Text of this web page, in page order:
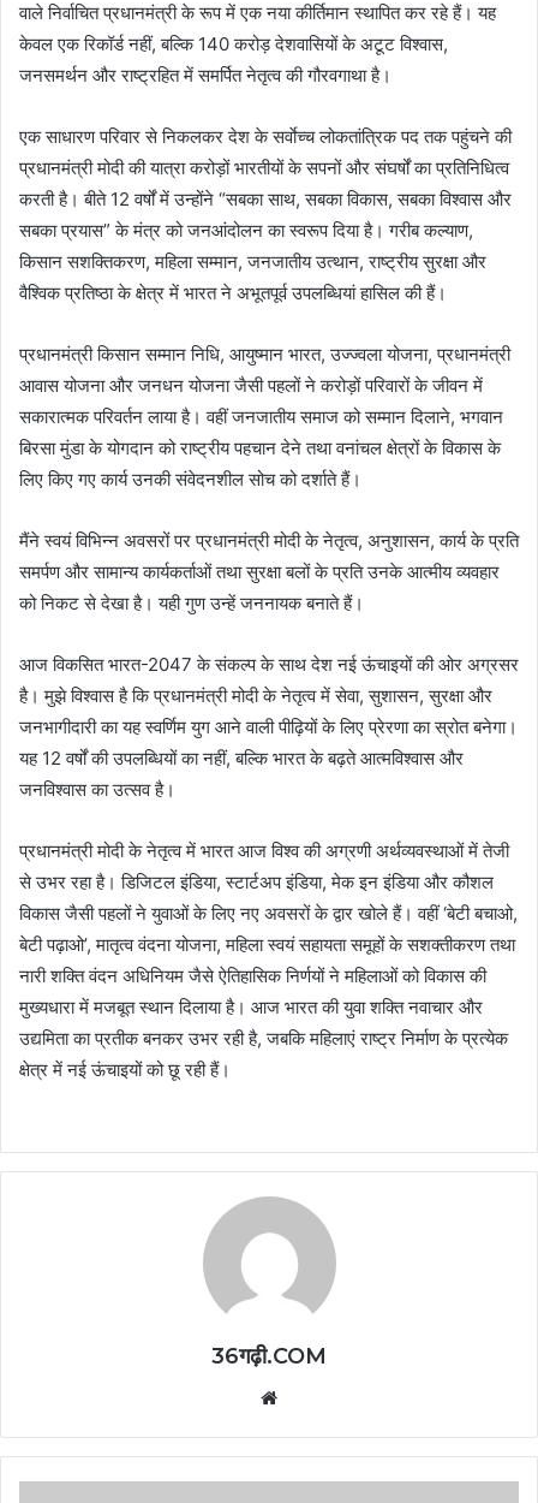
वाले निर्वाचित प्रधानमंत्री के रूप में एक नया कीर्तिमान स्थापित कर रहे हैं। यह
केवल एक रिकॉर्ड नहीं, बल्कि 140 करोड़ देशवासियों के अटूट विश्वास,
जनसमर्थन और राष्ट्रहित में समर्पित नेतृत्व की गौरवगाथा है।
एक साधारण परिवार से निकलकर देश के सर्वाेच्च लोकतांत्रिक पद तक पहुंचने की
प्रधानमंत्री मोदी की यात्रा करोड़ों भारतीयों के सपनों और संघर्षों का प्रतिनिधित्व
करती है। बीते 12 वर्षों में उन्होंने “सबका साथ, सबका विकास, सबका विश्वास और
सबका प्रयास” के मंत्र को जनआंदोलन का स्वरूप दिया है। गरीब कल्याण,
किसान सशक्तिकरण, महिला सम्मान, जनजातीय उत्थान, राष्ट्रीय सुरक्षा और
वैश्विक प्रतिष्ठा के क्षेत्र में भारत ने अभूतपूर्व उपलब्धियां हासिल की हैं।
प्रधानमंत्री किसान सम्मान निधि, आयुष्मान भारत, उज्ज्वला योजना, प्रधानमंत्री
आवास योजना और जनधन योजना जैसी पहलों ने करोड़ों परिवारों के जीवन में
सकारात्मक परिवर्तन लाया है। वहीं जनजातीय समाज को सम्मान दिलाने, भगवान
बिरसा मुंडा के योगदान को राष्ट्रीय पहचान देने तथा वनांचल क्षेत्रों के विकास के
लिए किए गए कार्य उनकी संवेदनशील सोच को दर्शाते हैं।
मैंने स्वयं विभिन्न अवसरों पर प्रधानमंत्री मोदी के नेतृत्व, अनुशासन, कार्य के प्रति
समर्पण और सामान्य कार्यकर्ताओं तथा सुरक्षा बलों के प्रति उनके आत्मीय व्यवहार
को निकट से देखा है। यही गुण उन्हें जननायक बनाते हैं।
आज विकसित भारत-2047 के संकल्प के साथ देश नई ऊंचाइयों की ओर अग्रसर
है। मुझे विश्वास है कि प्रधानमंत्री मोदी के नेतृत्व में सेवा, सुशासन, सुरक्षा और
जनभागीदारी का यह स्वर्णिम युग आने वाली पीढ़ियों के लिए प्रेरणा का स्रोत बनेगा।
यह 12 वर्षों की उपलब्धियों का नहीं, बल्कि भारत के बढ़ते आत्मविश्वास और
जनविश्वास का उत्सव है।
प्रधानमंत्री मोदी के नेतृत्व में भारत आज विश्व की अग्रणी अर्थव्यवस्थाओं में तेजी
से उभर रहा है। डिजिटल इंडिया, स्टार्टअप इंडिया, मेक इन इंडिया और कौशल
विकास जैसी पहलों ने युवाओं के लिए नए अवसरों के द्वार खोले हैं। वहीं ‘बेटी बचाओ,
बेटी पढ़ाओ’, मातृत्व वंदना योजना, महिला स्वयं सहायता समूहों के सशक्तीकरण तथा
नारी शक्ति वंदन अधिनियम जैसे ऐतिहासिक निर्णयों ने महिलाओं को विकास की
मुख्यधारा में मजबूत स्थान दिलाया है। आज भारत की युवा शक्ति नवाचार और
उद्यमिता का प्रतीक बनकर उभर रही है, जबकि महिलाएं राष्ट्र निर्माण के प्रत्येक
क्षेत्र में नई ऊंचाइयों को छू रही हैं।
36गढ़ी.COM